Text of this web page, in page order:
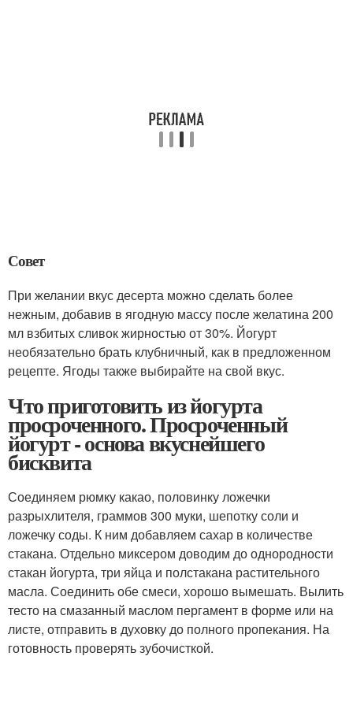
Совет
При желании вкус десерта можно сделать более
нежным, добавив в ягодную массу после желатина 200
мл взбитых сливок жирностью от 30%. Йогурт
необязательно брать клубничный, как в предложенном
рецепте. Ягоды также выбирайте на свой вкус.
Что приготовить из йогурта
просроченного. Просроченный
йогурт - основа вкуснейшего
бисквита
Соединяем рюмку какао, половинку ложечки
разрыхлителя, граммов 300 муки, шепотку соли и
ложечку соды. К ним добавляем сахар в количестве
стакана. Отдельно миксером доводим до однородности
стакан йогурта, три яйца и полстакана растительного
масла. Соединить обе смеси, хорошо вымешать. Вылить
тесто на смазанный маслом пергамент в форме или на
листе, отправить в духовку до полного пропекания. На
готовность проверять зубочисткой.